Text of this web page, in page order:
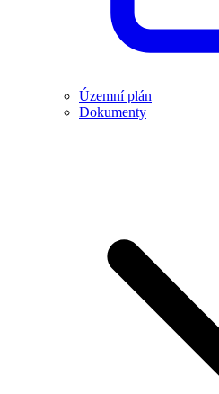
Územní plán
Dokumenty